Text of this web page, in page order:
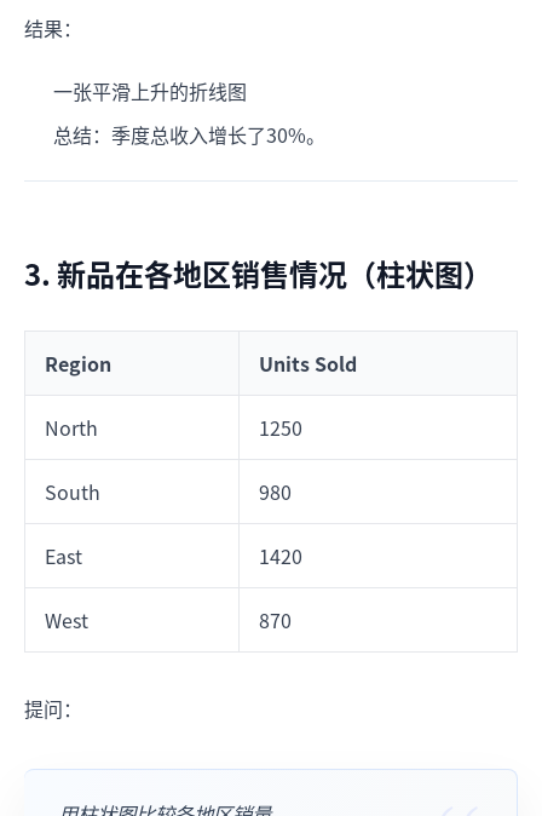
结果：
一张平滑上升的折线图
总结：季度总收入增长了30%。
3. 新品在各地区销售情况（柱状图）
Region Units Sold
North 1250
South 980
East 1420
West 870
提问：